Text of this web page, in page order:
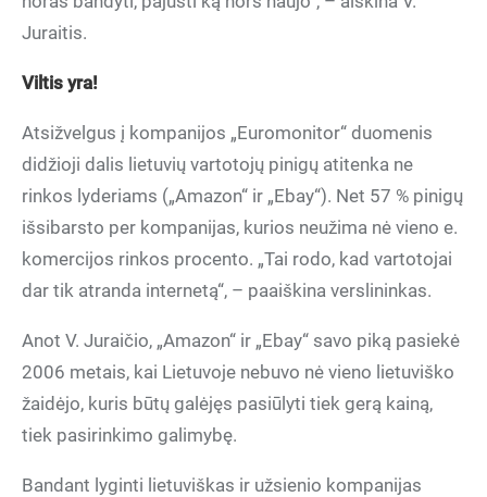
Juraitis.
Viltis yra!
Atsižvelgus į kompanijos „Euromonitor“ duomenis
didžioji dalis lietuvių vartotojų pinigų atitenka ne
rinkos lyderiams („Amazon“ ir „Ebay“). Net 57 % pinigų
išsibarsto per kompanijas, kurios neužima nė vieno e.
komercijos rinkos procento. „Tai rodo, kad vartotojai
dar tik atranda internetą“, – paaiškina verslininkas.
Anot V. Juraičio, „Amazon“ ir „Ebay“ savo piką pasiekė
2006 metais, kai Lietuvoje nebuvo nė vieno lietuviško
žaidėjo, kuris būtų galėjęs pasiūlyti tiek gerą kainą,
tiek pasirinkimo galimybę.
Bandant lyginti lietuviškas ir užsienio kompanijas